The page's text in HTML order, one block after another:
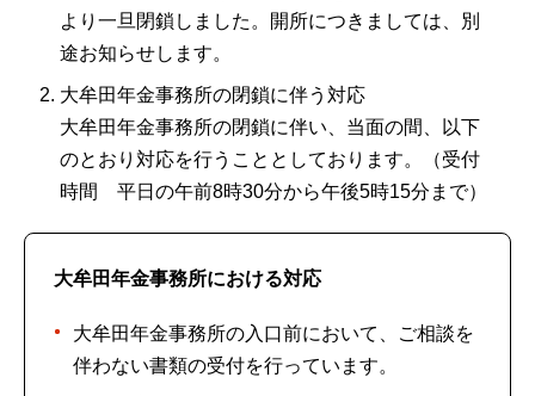
より一旦閉鎖しました。開所につきましては、別
途お知らせします。
大牟田年金事務所の閉鎖に伴う対応
大牟田年金事務所の閉鎖に伴い、当面の間、以下
のとおり対応を行うこととしております。（受付
時間 平日の午前8時30分から午後5時15分まで）
大牟田年金事務所における対応
大牟田年金事務所の入口前において、ご相談を
伴わない書類の受付を行っています。